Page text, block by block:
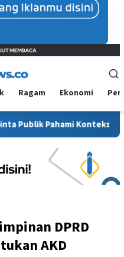
Ragam Ekonomi
Konteks Pidato Secara
DPRD
AKD